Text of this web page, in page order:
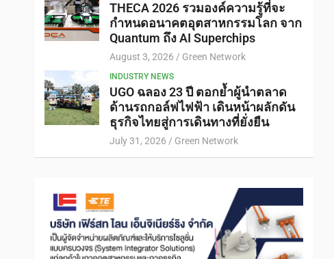
THECA 2026 รวมองค์ความรู้ที่จะ
กำหนดอนาคตอุตสาหกรรมโลก จาก
Quantum ถึง AI Superchips
August 3, 2026 Green Network
INDUSTRY NEWS
UGO ฉลอง 23 ปี ตอกย้ำผู้นำตลาด
ด้านรถกอล์ฟไฟฟ้า เดินหน้าผลักดัน
ธุรกิจไทยสู่การเดินทางที่ยั่งยืน
July 31, 2026 Green Network